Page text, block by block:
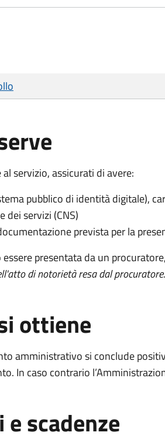
al servizio, assicurati di avere:
pubblico di identità digitale),
dei servizi (CNS)
prevista per la
essere presentata da un
di notorietà resa dal procuratore.
ottiene
amministrativo si conclude
In caso contrario
e scadenze